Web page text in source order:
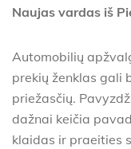
Naujas vardas iš
Automobilių
prekių ženklas gali
priežasčių.
dažnai keičia
klaidas ir praeities